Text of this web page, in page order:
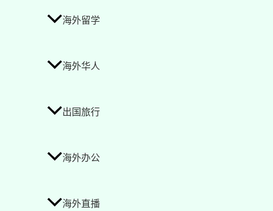
海外留学
海外华人
出国旅行
海外办公
海外直播